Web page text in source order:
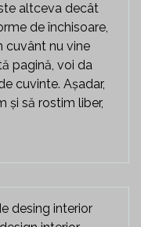
altceva decât
de închisoare,
cuvânt nu vine
pagină, voi da
cuvinte. Așadar,
și să rostim liber,